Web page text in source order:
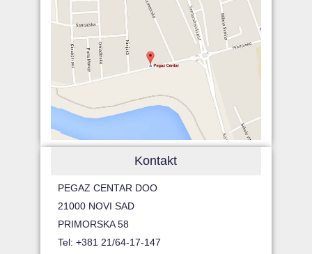
Kontakt
PEGAZ CENTAR DOO
21000 NOVI SAD
PRIMORSKA 58
Tel: +381 21/64-17-147